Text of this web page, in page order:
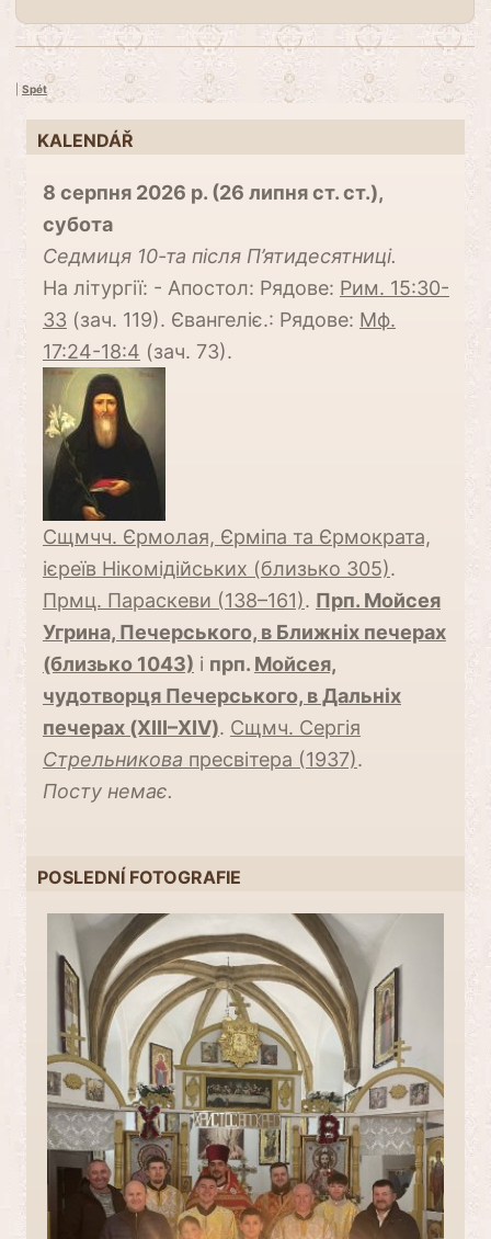
Spét
KALENDÁŘ
8 серпня 2026 р. (26 липня ст. ст.),
субота
Cедмиця 10-та після П’ятидесятниці.
На літургії: - Апостол: Рядове: Рим. 15:30-
33 (зач. 119). Євангеліє.: Рядове: Мф.
17:24-18:4 (зач. 73).
Сщмчч. Єрмолая, Єрміпа та Єрмократа,
ієреїв Нікомідійських (близько 305).
Прмц. Параскеви (138–161). Прп. Мойсея
Угрина, Печерського, в Ближніх печерах
(близько 1043) і прп. Мойсея,
чудотворця Печерського, в Дальніх
печерах (XIII–XIV). Сщмч. Сергія
Стрельникова пресвітера (1937).
Посту немає.
POSLEDNÍ FOTOGRAFIE